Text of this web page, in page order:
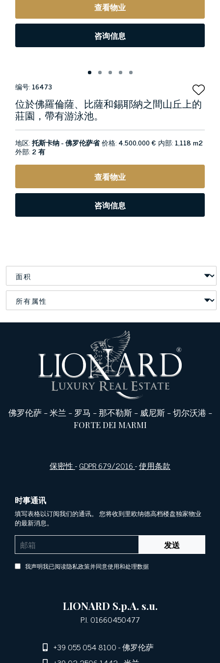
查看物业
咨询信息
编号: 16473
位於佛羅倫薩、比薩和錫耶納之間山丘上的
莊園，帶有游泳池。
地区:托斯卡纳 - 佛罗伦萨省价格: 4.500.000 € 内部: 1,118 m2
外部: 2 有
查看物业
咨询信息
佛罗伦萨-米兰 - 罗马 -那不勒斯- 威尼斯-切尔沃港 -
FORTE DEI MARMI
保密性-GDPR 679/2016-使用条款
时事通讯
填写表格以订阅我们的通讯。 您将收到里欧纳德高档楼盘独家物业
的最新消息。
发送
我声明我已阅读隐私政策并同意使用和处理数据
LIONARD S.p.A. s.u.
P.I. 01660450477
+39 055 054 8100- 佛罗伦萨